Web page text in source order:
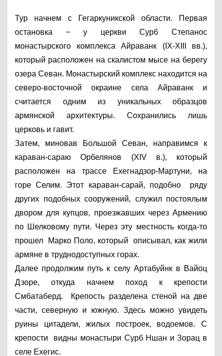
Тур начнем с Гегаркуникской области. Первая
остановка − у церкви Сурб Степанос
монастырского комплекса Айраванк (IX-XIII вв.),
который расположен на скалистом мысе на берегу
озера Севан. Монастырский комплекс находится на
северо-восточной окраине села Айраванк и
считается одним из уникальных образцов
армянской архитектуры. Сохранились лишь
церковь и гавит.
Затем, миновав Большой Севан, направимся к
караван-сараю Орбелянов (XIV в.), который
расположен на трассе Ехегнадзор-Мартуни, на
горе Селим. Этот караван-сарай, подобно  ряду
других подобных сооружений, служил постоялым
двором для купцов, проезжавших через Армению
по Шелковому пути. Через эту местность когда-то
прошел  Марко Поло, который  описывал, как жили
армяне в труднодоступных горах.
Далее продолжим путь к селу Артабуйнк в Вайоц
Дзоре, откуда начнем поход к крепости
Смбатаберд.  Крепость разделена стеной на две
части, северную и южную. Здесь можно увидеть
руины цитадели, жилых построек, водоемов. С
крепости  видны монастыри Сурб Ншан и Зорац в
селе Ехегис.